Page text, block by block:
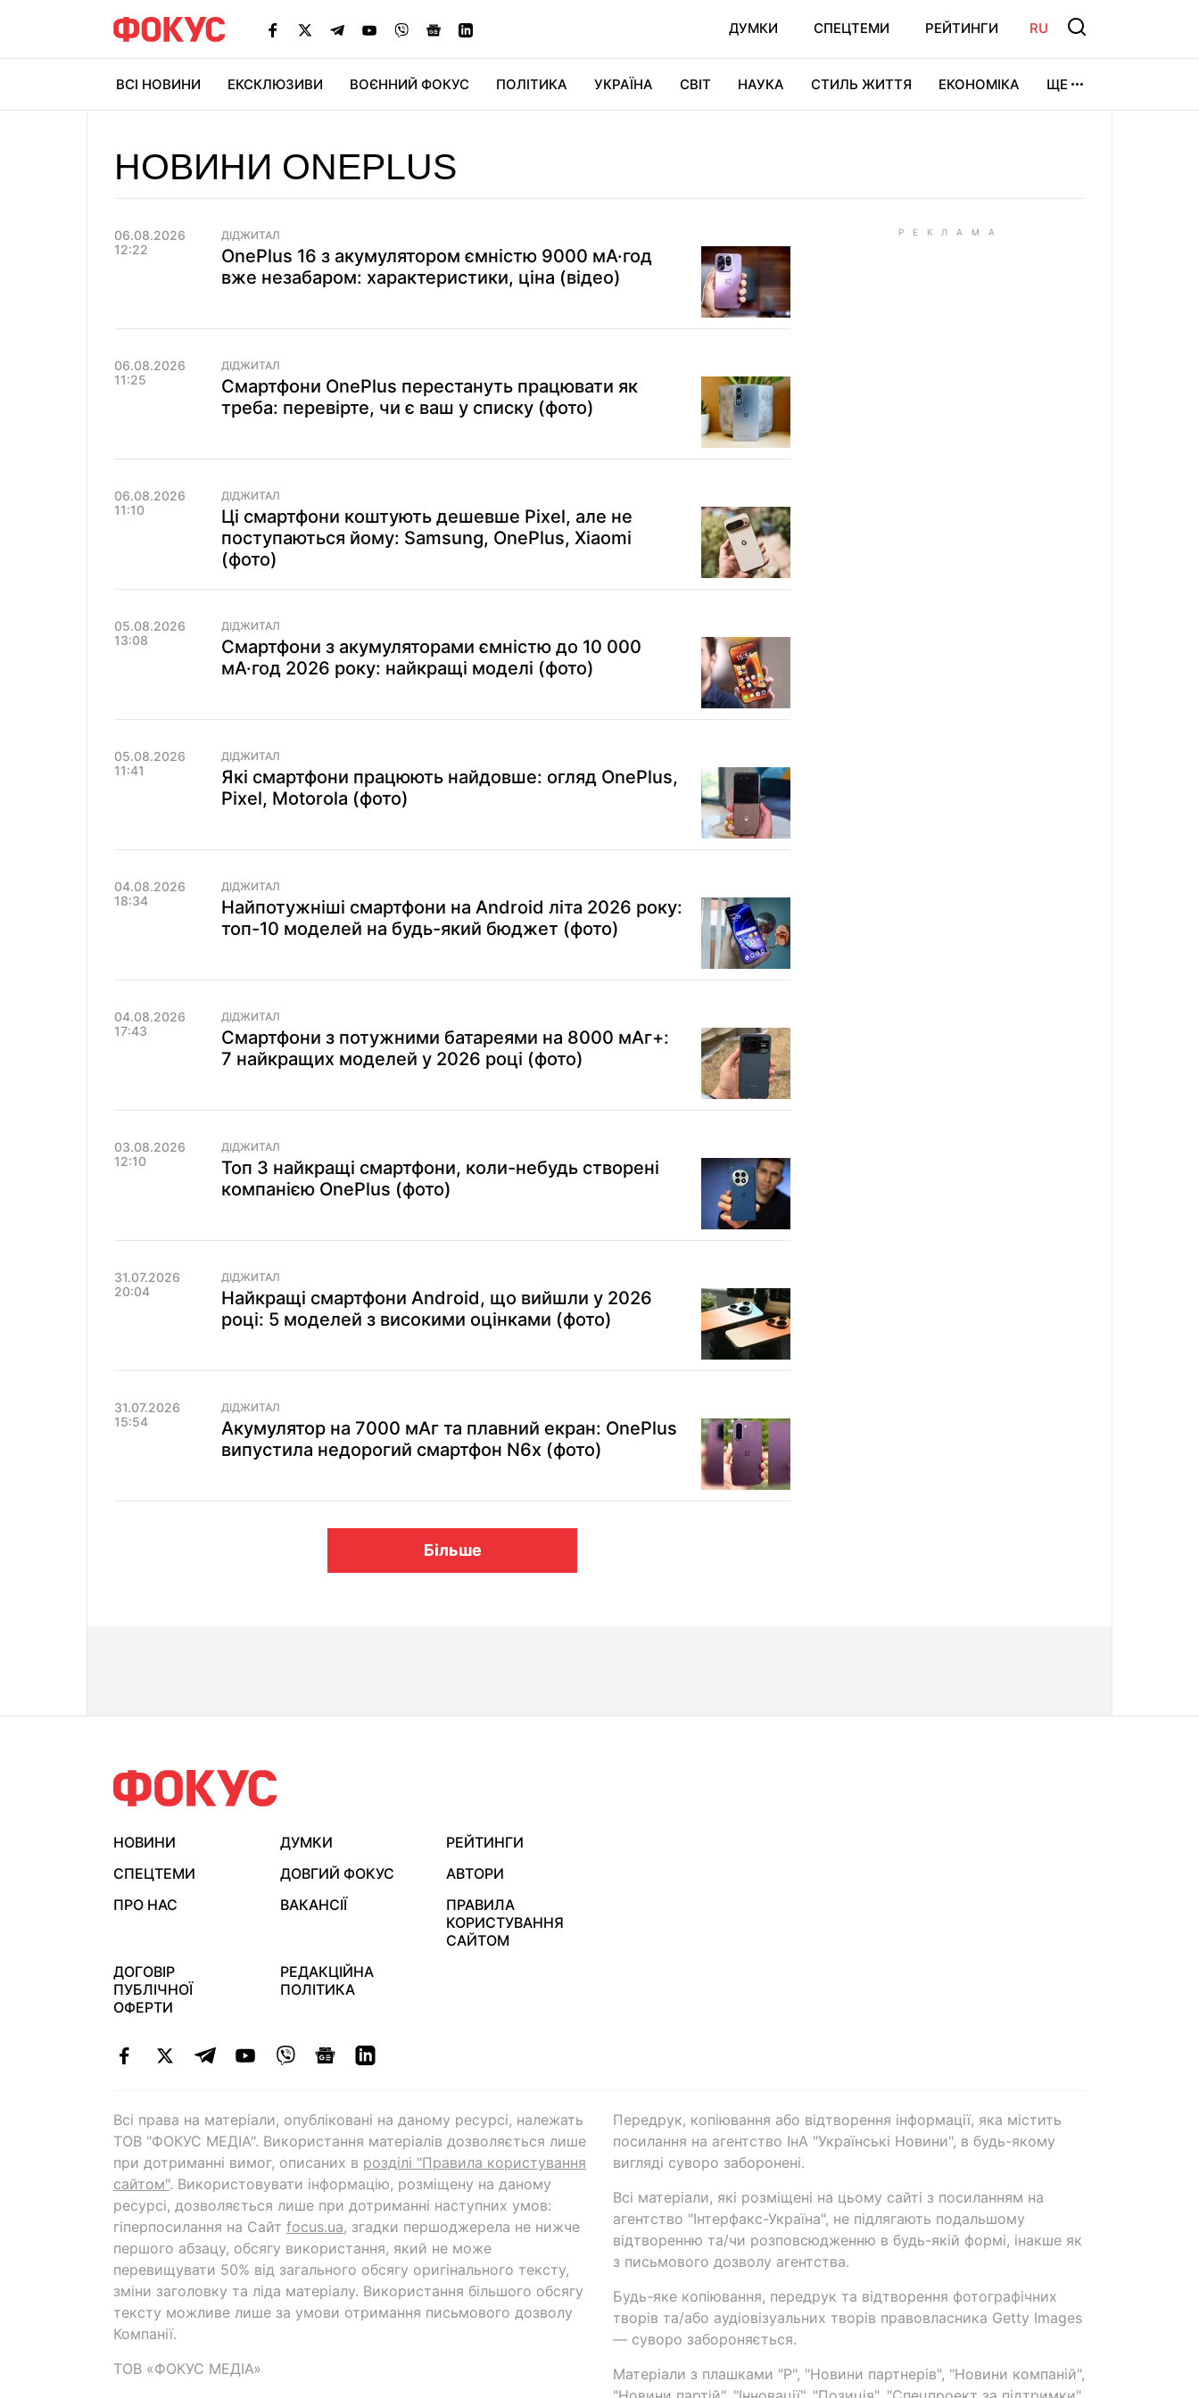
ДУМКИ СПЕЦТЕМИ РЕЙТИНГИ RU
ВСІ НОВИНИ ЕКСКЛЮЗИВИ ВОЄННИЙ ФОКУС ПОЛІТИКА УКРАЇНА СВІТ НАУКА СТИЛЬ ЖИТТЯ ЕКОНОМІКА ЩЕ
НОВИНИ ONEPLUS
06.08.2026
12:22
ДІДЖИТАЛ
OnePlus 16 з акумулятором ємністю 9000 мА·год
вже незабаром: характеристики, ціна (відео)
06.08.2026
11:25
ДІДЖИТАЛ
Смартфони OnePlus перестануть працювати як
треба: перевірте, чи є ваш у списку (фото)
06.08.2026
11:10
ДІДЖИТАЛ
Ці смартфони коштують дешевше Pixel, але не
поступаються йому: Samsung, OnePlus, Xiaomi
(фото)
05.08.2026
13:08
ДІДЖИТАЛ
Смартфони з акумуляторами ємністю до 10 000
мА·год 2026 року: найкращі моделі (фото)
05.08.2026
11:41
ДІДЖИТАЛ
Які смартфони працюють найдовше: огляд OnePlus,
Pixel, Motorola (фото)
04.08.2026
18:34
ДІДЖИТАЛ
Найпотужніші смартфони на Android літа 2026 року:
топ-10 моделей на будь-який бюджет (фото)
04.08.2026
17:43
ДІДЖИТАЛ
Смартфони з потужними батареями на 8000 мАг+:
7 найкращих моделей у 2026 році (фото)
03.08.2026
12:10
ДІДЖИТАЛ
Топ 3 найкращі смартфони, коли-небудь створені
компанією OnePlus (фото)
31.07.2026
20:04
ДІДЖИТАЛ
Найкращі смартфони Android, що вийшли у 2026
році: 5 моделей з високими оцінками (фото)
31.07.2026
15:54
ДІДЖИТАЛ
Акумулятор на 7000 мАг та плавний екран: OnePlus
випустила недорогий смартфон N6x (фото)
Більше
НОВИНИ ДУМКИ
РЕЙТИНГИ
СПЕЦТЕМИ
ДОВГИЙ ФОКУС
АВТОРИ
ПРО НАС
ВАКАНСІЇ
ПРАВИЛА
КОРИСТУВАННЯ
САЙТОМ
ДОГОВІР
ПУБЛІЧНОЇ
ОФЕРТИ
РЕДАКЦІЙНА
ПОЛІТИКА
Всі права на матеріали, опубліковані на даному ресурсі, належать
ТОВ "ФОКУС МЕДІА". Використання матеріалів дозволяється лише
при дотриманні вимог, описаних в розділі "Правила користування
сайтом". Використовувати інформацію, розміщену на даному
ресурсі, дозволяється лише при дотриманні наступних умов:
гіперпосилання на Cайт focus.ua, згадки першоджерела не нижче
першого абзацу, обсягу використання, який не може
перевищувати 50% від загального обсягу оригінального тексту,
зміни заголовку та ліда матеріалу. Використання більшого обсягу
тексту можливе лише за умови отримання письмового дозволу
Компанії.
ТОВ «ФОКУС МЕДІА»
Передрук, копіювання або відтворення інформації, яка містить
посилання на агентство ІнА "Українські Новини", в будь-якому
вигляді суворо заборонені.
Всі матеріали, які розміщені на цьому сайті з посиланням на
агентство "Інтерфакс-Україна", не підлягають подальшому
відтворенню та/чи розповсюдженню в будь-якій формі, інакше як
з письмового дозволу агентства.
Будь-яке копіювання, передрук та відтворення фотографічних
творів та/або аудіовізуальних творів правовласника Getty Images
— суворо забороняється.
Матеріали з плашками "Р", "Новини партнерів", "Новини компаній",